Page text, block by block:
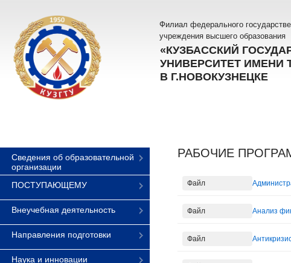
Филиал федерального
учреждения высшего образования
«КУЗБАССКИЙ
УНИВЕРСИТЕТ ИМЕНИ
В Г.НОВОКУЗНЕЦКЕ
Сведения об образовательной
организации
ПОСТУПАЮЩЕМУ
Внеучебная деятельность
Направления подготовки
Наука и инновации
РАБОЧИЕ
Файл
Файл Анализ
Файл